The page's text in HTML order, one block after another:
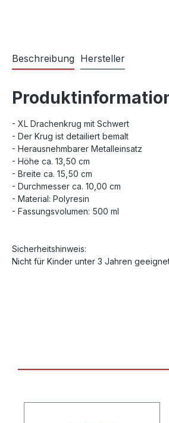
Beschreibung Hersteller
- XL Drachenkrug mit Schwert
- Der Krug ist detailiert bemalt
- Herausnehmbarer Metalleinsatz
- Höhe ca. 13,50 cm
- Breite ca. 15,50 cm
- Durchmesser ca. 10,00 cm
- Material: Polyresin
- Fassungsvolumen: 500 ml
Sicherheitshinweis:
Nicht für Kinder unter 3 Jahren